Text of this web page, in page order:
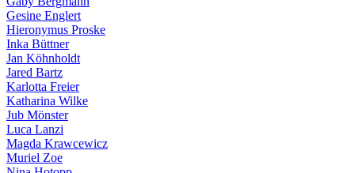
Gesine Englert
Hieronymus Proske
Inka Büttner
Jan Köhnholdt
Jared Bartz
Karlotta Freier
Katharina Wilke
Jub Mönster
Luca Lanzi
Magda Krawcewicz
Muriel Zoe